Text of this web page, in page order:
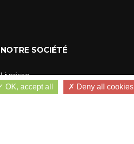
NOTRE SOCIÉTÉ
Livraison
Mentions légales | Magentiss
OK, accept all Deny all cookies